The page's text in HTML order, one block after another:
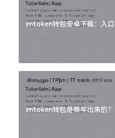
imtoken钱包安卓下载：入
imtoken钱包是哪年出来的